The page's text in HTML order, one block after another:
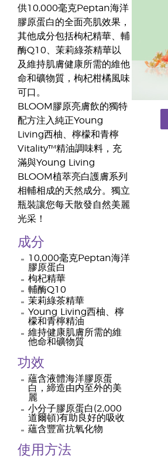
供10,000毫克Peptan海洋
膠原蛋白的全面亮肌效果，
其他成分包括枸杞精華、輔
酶Q10、茉莉綠茶精華以
及維持肌膚健康所需的維他
命和礦物質，枸杞柑橘風味
可口。
BLOOM膠原亮膚飲的獨特
配方注入純正Young
Living西柚、檸檬和青檸
Vitality™精油調味料，充
滿與Young Living
BLOOM植萃亮白護膚系列
相輔相成的天然成分。獨立
瓶裝讓您每天散發自然美麗
光采！
成分
10,000毫克Peptan海洋
膠原蛋白
枸杞精華
輔酶Q10
茉莉綠茶精華
Young Living西柚、檸
檬和青檸精油
維持健康肌膚所需的維
他命和礦物質
功效
蘊含液體海洋膠原蛋
白，締造由内至外的美
麗
小分子膠原蛋白(2,000
道爾頓)有助良好的吸收
蘊含豐富抗氧化物
使用方法